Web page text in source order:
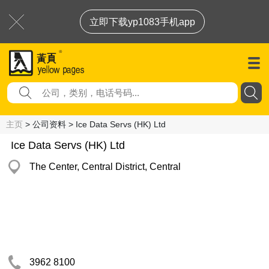
立即下载yp1083手机app
主页 > 公司资料 > Ice Data Servs (HK) Ltd
Ice Data Servs (HK) Ltd
The Center, Central District, Central
3962 8100